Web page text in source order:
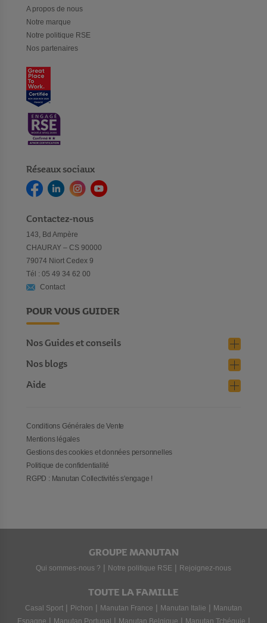
A propos de nous
Notre marque
Notre politique RSE
Nos partenaires
Réseaux sociaux
Contactez-nous
143, Bd Ampère
CHAURAY – CS 90000
79074 Niort Cedex 9
Tél : 05 49 34 62 00
Contact
POUR VOUS GUIDER
Nos Guides et conseils
Nos blogs
Aide
Conditions Générales de Vente
Mentions légales
Gestions des cookies et données personnelles
Politique de confidentialité
RGPD : Manutan Collectivités s'engage !
GROUPE MANUTAN
Qui sommes-nous ? | Notre politique RSE | Rejoignez-nous
TOUTE LA FAMILLE
Casal Sport | Pichon | Manutan France | Manutan Italie | Manutan
| | | |